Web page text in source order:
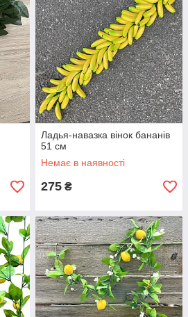
Ладья-навазка вінок бананів
51 см
Немає в наявності
275 ₴